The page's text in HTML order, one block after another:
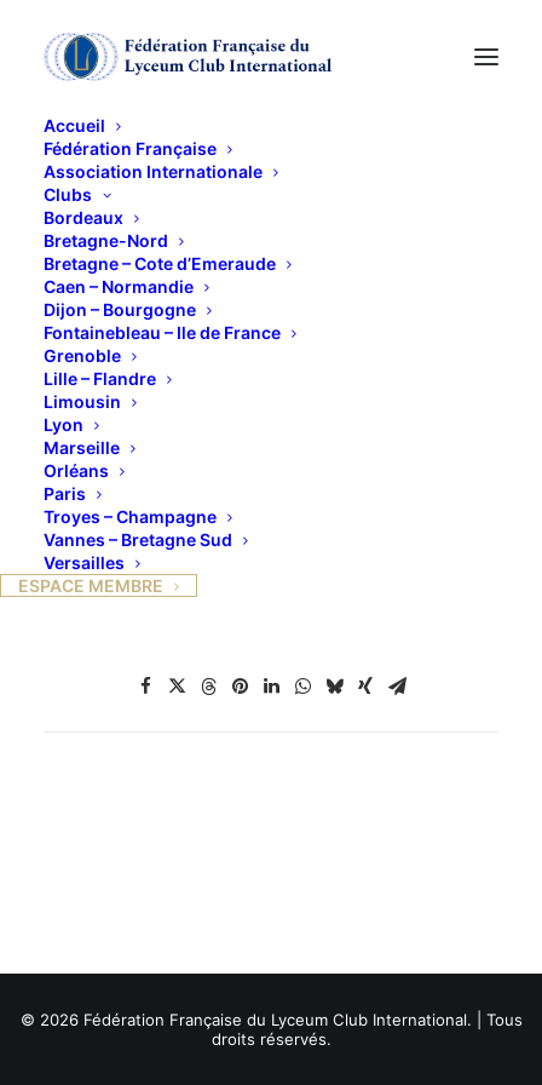
Accueil
Fédération Française
Association Internationale
Clubs
Bordeaux
Bretagne-Nord
Bretagne – Cote d’Emeraude
Caen – Normandie
Dijon – Bourgogne
Fontainebleau – Ile de France
Grenoble
Lille – Flandre
Limousin
Lyon
Marseille
Orléans
Paris
Troyes – Champagne
Vannes – Bretagne Sud
Versailles
ESPACE MEMBRE
« Thé des nouvelles »
6 FÉVRIER 2015
Le vendredi 6 février, de 15h00 à 18h00
accueillerons les nouvelles membres de notre club
au restaurant « Le Vanteaux », 162 boulevard de
Vanteaux à Limoges.
© 2026 Fédération Française du Lyceum Club International. | Tous
droits réservés.